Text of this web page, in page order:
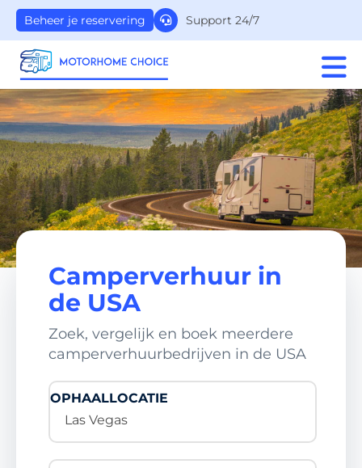
Support 24/7
Beheer je reservering
Camperverhuur in
de USA
Zoek, vergelijk en boek meerdere
camperverhuurbedrijven in de USA
OPHAALLOCATIE
Las Vegas